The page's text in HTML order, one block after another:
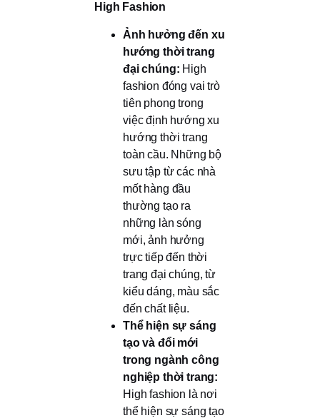
High Fashion
Ảnh hưởng đến xu
hướng thời trang
đại chúng: High
fashion đóng vai trò
tiên phong trong
việc định hướng xu
hướng thời trang
toàn cầu. Những bộ
sưu tập từ các nhà
mốt hàng đầu
thường tạo ra
những làn sóng
mới, ảnh hưởng
trực tiếp đến thời
trang đại chúng, từ
kiểu dáng, màu sắc
đến chất liệu.
Thể hiện sự sáng
tạo và đổi mới
trong ngành công
nghiệp thời trang:
High fashion là nơi
thể hiện sự sáng tạo